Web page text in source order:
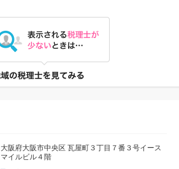
大阪府大阪市中央区 瓦屋町３丁目７番３号イース
マイルビル４階